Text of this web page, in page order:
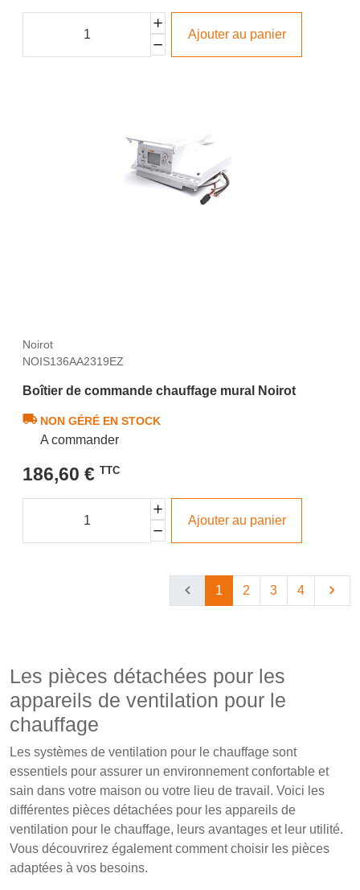
Ajouter au panier
Noirot
NOIS136AA2319EZ
Boîtier de commande chauffage mural Noirot
NON GÉRÉ EN STOCK
A commander
186,60 € TTC
Ajouter au panier
1 2 3 4
Les pièces détachées pour les
appareils de ventilation pour le
chauffage
Les systèmes de ventilation pour le chauffage sont
essentiels pour assurer un environnement confortable et
sain dans votre maison ou votre lieu de travail. Voici les
différentes pièces détachées pour les appareils de
ventilation pour le chauffage, leurs avantages et leur utilité.
Vous découvrirez également comment choisir les pièces
adaptées à vos besoins.